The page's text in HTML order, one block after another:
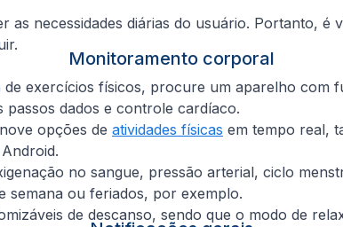
necessidades diárias do usuário. Portanto, é
Monitoramento corporal
de exercícios físicos, procure um aparelho com
passos dados e controle cardíaco.
opções de atividades físicas em tempo real,
no sangue, pressão arterial, ciclo
semana ou feriados, por exemplo.
de descanso, sendo que o modo de